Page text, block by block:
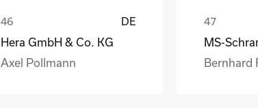
DE
Hera GmbH & Co. KG
Axel Pollmann
Bernhard